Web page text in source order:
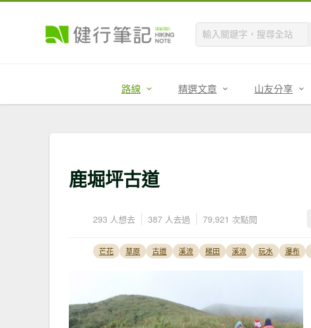
路線 精選文章 山友分享
鹿堀坪古道
293 人想去 387 人去過 79,921 次點閱
芒花 草原 古道 溪流 梯田 溪流 玩水 瀑布